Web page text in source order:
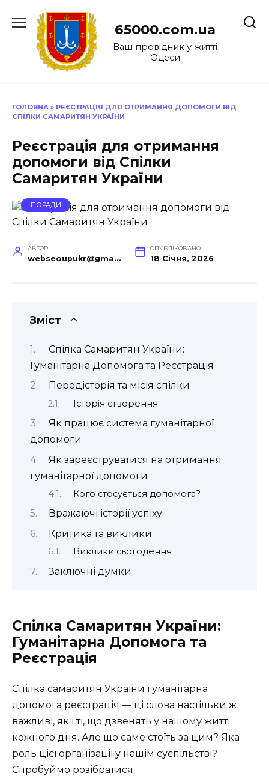
до
65000.com.ua
Ваш провідник у житті
Одеси
ГОЛОВНА » РЕЄСТРАЦІЯ ДЛЯ ОТРИМАННЯ ДОПОМОГИ ВІД
СПІЛКИ САМАРИТЯН УКРАЇНИ
Реєстрація для отримання
допомоги від Спілки
Самаритян України
ПОРАДИ
АВТОР
webseoupukr@gmail.com
ОПУБЛІКОВАНО
18 Січня, 2026
Зміст
Спілка Самаритян України:
Гуманітарна Допомога та Реєстрація
Передісторія та місія спілки
Історія створення
Як працює система гуманітарної
допомоги
Як зареєструватися на отримання
гуманітарної допомоги
Кого стосується допомога?
Вражаючі історії успіху
Критика та виклики
Виклики сьогодення
Заключні думки
Спілка Самаритян України:
Гуманітарна Допомога та
Реєстрація
Спілка самаритян України гуманітарна
допомога реєстрація — ці слова настільки ж
важливі, як і ті, що дзвенять у нашому житті
кожного дня. Але що саме стоїть за цим? Яка
роль цієї організації у нашім суспільстві?
Спробуймо розібратися.